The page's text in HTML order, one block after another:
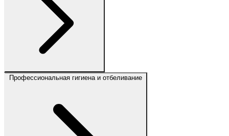
Профессиональная гигиена и отбеливание